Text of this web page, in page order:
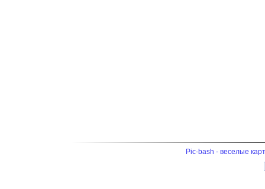
Pic-bash - веселые